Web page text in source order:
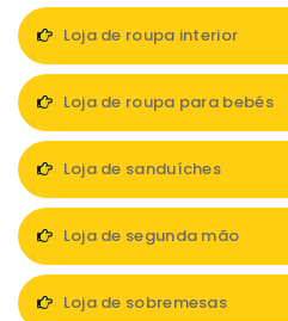
Loja de roupa interior
Loja de roupa para bebés
Loja de sanduíches
Loja de segunda mão
Loja de sobremesas